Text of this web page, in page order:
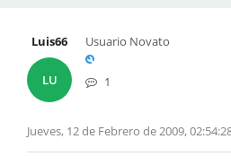
Luis66
LU
Usuario Novato
1
Jueves, 12 de Febrero de 2009,